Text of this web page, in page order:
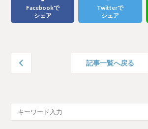
Facebookで
シェア
Twitterで
シェア
ら法
記事一覧へ戻る